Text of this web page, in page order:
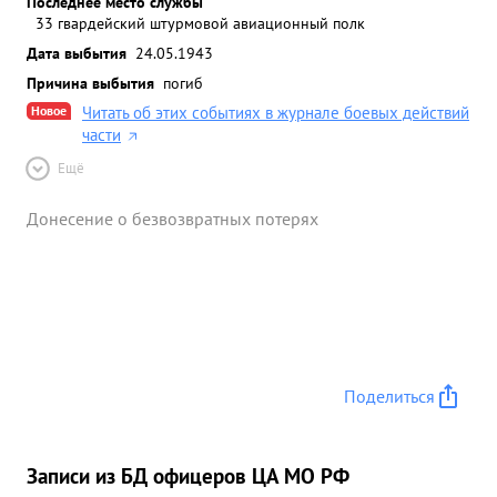
33 гвардейский штурмовой авиационный полк
Дата выбытия 24.05.1943
Причина выбытия погиб
Новое
Читать об этих событиях в журнале боевых действий
части
Ещё
Донесение о безвозвратных потерях
Поделиться
Записи из БД офицеров ЦА МО РФ